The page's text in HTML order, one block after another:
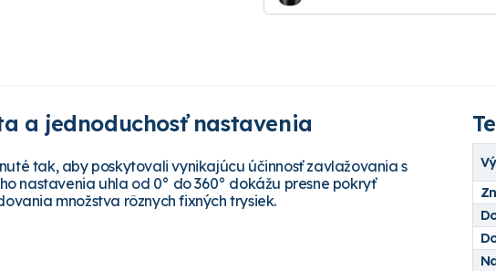
a jednoduchosť nastavenia
tak, aby poskytovali vynikajúcu účinnosť zavlažovania s
nastavenia uhla od 0° do 360° dokážu presne pokryť
množstva rôznych fixných trysiek.